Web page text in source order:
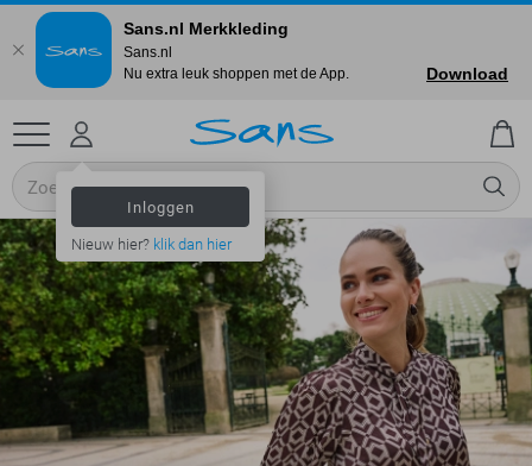
Inloggen
Nieuw hier? klik dan hier
Sans.nl Merkkleding
Sans.nl
Nu extra leuk shoppen met de App.
Download